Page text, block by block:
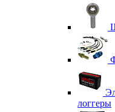
логгеры